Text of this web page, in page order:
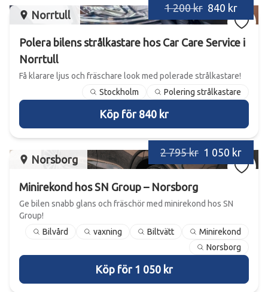
Norrtull
1 200 kr 840 kr
Polera bilens strålkastare hos Car Care Service i
Norrtull
Få klarare ljus och fräschare look med polerade strålkastare!
Stockholm
Polering strålkastare
Köp för 840 kr
Norsborg
2 795 kr 1 050 kr
Minirekond hos SN Group – Norsborg
Ge bilen snabb glans och fräschör med minirekond hos SN
Group!
Bilvård
vaxning Biltvätt
Minirekond
Norsborg
Köp för 1 050 kr